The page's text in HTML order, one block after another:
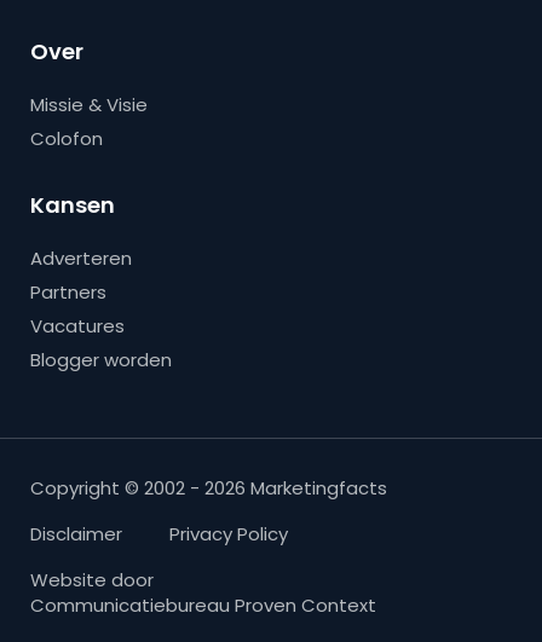
Over
Missie & Visie
Colofon
Kansen
Adverteren
Partners
Vacatures
Blogger worden
Copyright © 2002 - 2026 Marketingfacts
Disclaimer
Privacy Policy
Website door
Communicatiebureau Proven Context